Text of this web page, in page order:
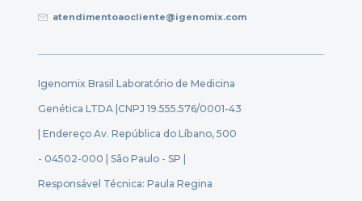
atendimentoaocliente@igenomix.com
Igenomix Brasil Laboratório de Medicina
Genética LTDA | CNPJ 19.555.576/0001-43
| Endereço Av. República do Líbano, 500
- 04502-000 | São Paulo - SP |
Responsável Técnica: Paula Regina